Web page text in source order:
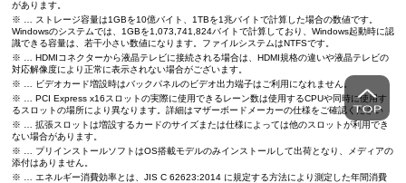
があります。
※ … ストレージ容量は1GBを10億バイト、1TBを1兆バイトで計算した場合の数値です。
Windowsのシステムでは、1GBを1,073,741,824バイトで計算しており、Windows起動時に認
識できる容量は、若干小さい数値になります。ファイルシステムはNTFSです。
※ … HDMIコネクターから液晶テレビに接続される場合は、HDMI規格の違いや液晶テレビの
対応解像度により正常に表示されない場合がございます。
※ … ビデオカード増設時はバックパネルのビデオ出力端子はご利用になれません。
※ … PCI Express x16スロットの実際に使用できるレーン数は使用するCPUや同時に使用す
るスロットの場所により異なります。詳細はマザーボードメーカーの仕様をご確認ください
※ … 拡張スロットは増設するカードのサイズまたは仕様によっては他のスロットが利用でき
ない場合があります。
※ … プリインストールソフトはOS搭載モデルのみインストールして出荷となり、メディアの
添付はありません。
※ … エネルギー消費効率とは、JIS C 62623:2014 に規定する方法により測定した年間消費